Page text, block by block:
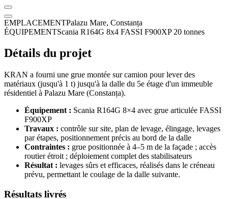
EMPLACEMENTPalazu Mare, Constanța
ÉQUIPEMENTScania R164G 8x4 FASSI F900XP 20 tonnes
Détails du projet
KRAN a fourni une grue montée sur camion pour lever des
matériaux (jusqu'à 1 t) jusqu'à la dalle du 5e étage d'un immeuble
résidentiel à Palazu Mare (Constanța).
Équipement : Scania R164G 8×4 avec grue articulée FASSI
F900XP
Travaux : contrôle sur site, plan de levage, élingage, levages
par étapes, positionnement précis au bord de la dalle
Contraintes : grue positionnée à 4–5 m de la façade ; accès
routier étroit ; déploiement complet des stabilisateurs
Résultat : levages sûrs et efficaces, réalisés dans le créneau
prévu, permettant le coulage de la dalle suivante.
Résultats livrés